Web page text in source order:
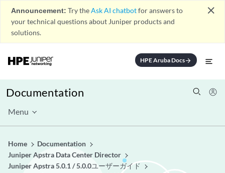
Announcement: Try theAsk AI chatbotfor answers to
your technical questions about Juniper products and
solutions.
close
HPE Aruba Docsarrow_forward
Documentation
Menu
Home
Documentation
Juniper Apstra Data Center Director
Juniper Apstra 5.0.1 / 5.0.0ユーザーガイド